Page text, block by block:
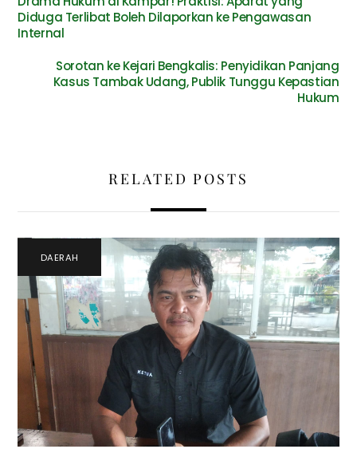
Diduga Terlibat Boleh Dilaporkan ke Pengawasan
Internal
Sorotan ke Kejari Bengkalis: Penyidikan Panjang
Kasus Tambak Udang, Publik Tunggu Kepastian
Hukum
RELATED POSTS
DAERAH